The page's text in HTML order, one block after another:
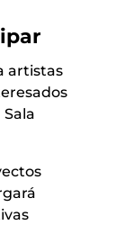
artistas